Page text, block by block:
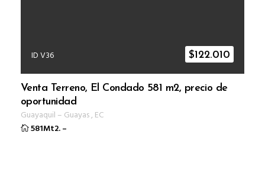
ID V36 $122.010
Venta Terreno, El Condado 581 m2, precio de
oportunidad
Guayaquil – Guayas, EC
581Mt2.–